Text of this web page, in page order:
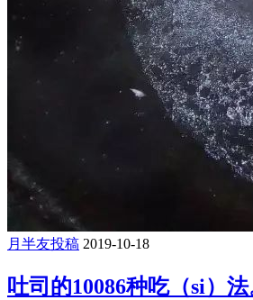
月半友投稿 2019-10-18
吐司的10086种吃（si）法